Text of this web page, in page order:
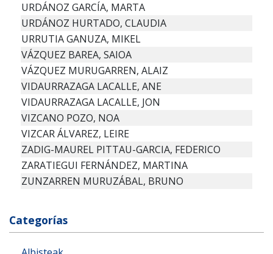
URDÁNOZ GARCÍA, MARTA
URDÁNOZ HURTADO, CLAUDIA
URRUTIA GANUZA, MIKEL
VÁZQUEZ BAREA, SAIOA
VÁZQUEZ MURUGARREN, ALAIZ
VIDAURRAZAGA LACALLE, ANE
VIDAURRAZAGA LACALLE, JON
VIZCANO POZO, NOA
VIZCAR ÁLVAREZ, LEIRE
ZADIG-MAUREL PITTAU-GARCIA, FEDERICO
ZARATIEGUI FERNÁNDEZ, MARTINA
ZUNZARREN MURUZÁBAL, BRUNO
Categorías